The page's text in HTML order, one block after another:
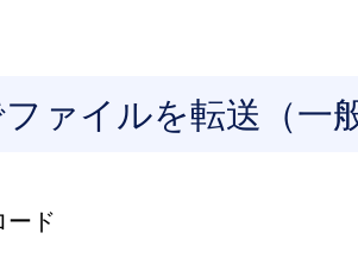
ァイルを転送（一
ード